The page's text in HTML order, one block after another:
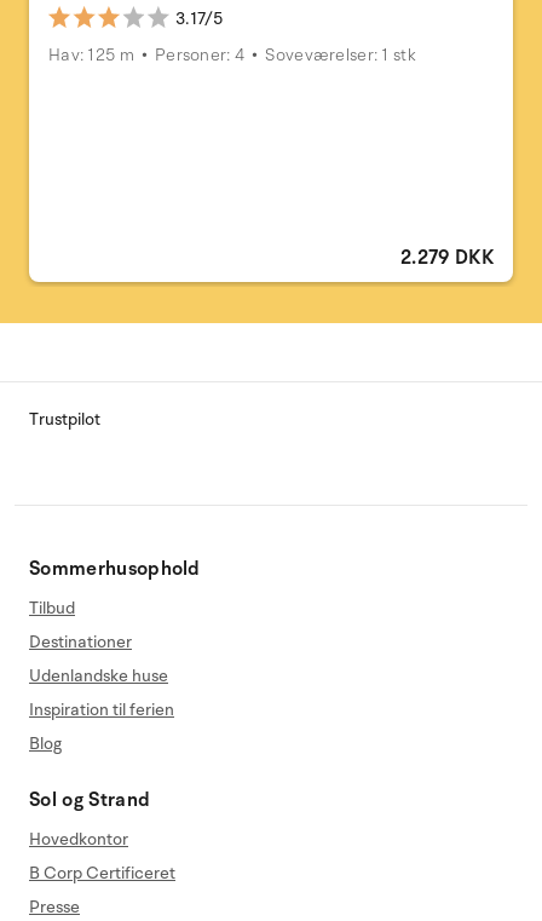
3.17/5
Hav: 125 m
Personer: 4 Soveværelser: 1 stk
2.279 DKK
Trustpilot
Sommerhusophold
Tilbud
Destinationer
Udenlandske huse
Inspiration til ferien
Blog
Sol og Strand
Hovedkontor
B Corp Certificeret
Presse